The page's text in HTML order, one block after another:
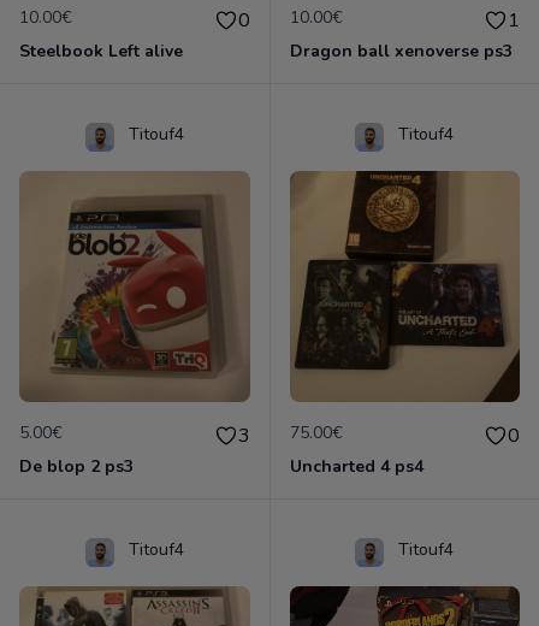
10.00€ 0
Steelbook Left alive
10.00€ 1
Dragon ball xenoverse ps3
Titouf4
5.00€ 3
De blop 2 ps3
Titouf4
75.00€ 0
Uncharted 4 ps4
Titouf4 Titouf4